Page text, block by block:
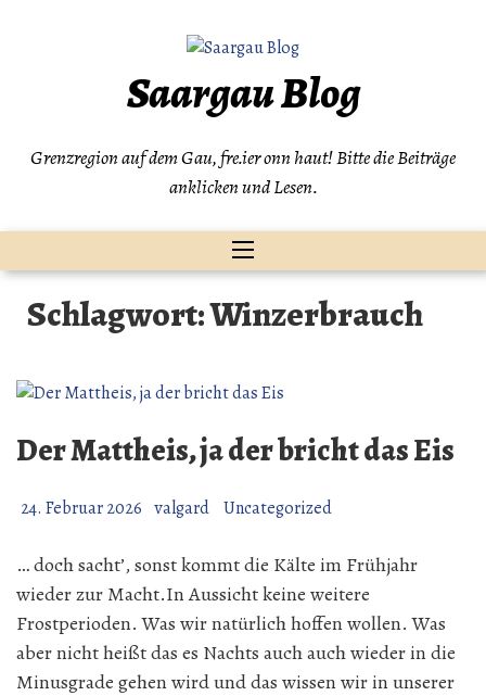
Saargau Blog
Grenzregion auf dem Gau, fre.ier onn haut! Bitte die Beiträge
anklicken und Lesen.
Schlagwort:Winzerbrauch
Der Mattheis, ja der bricht das Eis
24. Februar 2026 valgard Uncategorized
… doch sacht’, sonst kommt die Kälte im Frühjahr
wieder zur Macht.In Aussicht keine weitere
Frostperioden. Was wir natürlich hoffen wollen. Was
aber nicht heißt das es Nachts auch auch wieder in die
Minusgrade gehen wird und das wissen wir in unserer